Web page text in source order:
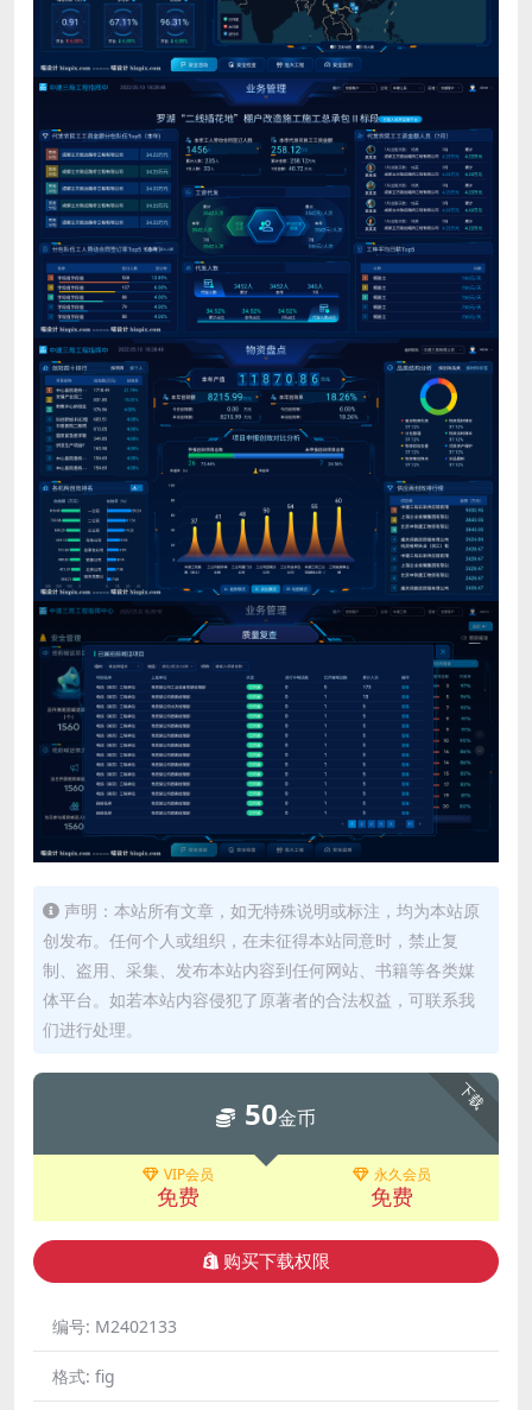
声明：本站所有文章，如无特殊说明或标注，均为本站原
创发布。任何个人或组织，在未征得本站同意时，禁止复
制、盗用、采集、发布本站内容到任何网站、书籍等各类媒
体平台。如若本站内容侵犯了原著者的合法权益，可联系我
们进行处理。
下载
50金币
VIP会员
免费
永久会员
免费
购买下载权限
编号: M2402133
格式: fig